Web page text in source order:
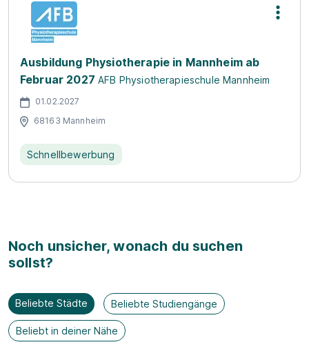
Ausbildung Physiotherapie in Mannheim ab
Februar 2027 AFB Physiotherapieschule Mannheim
01.02.2027
68163 Mannheim
Schnellbewerbung
Noch unsicher, wonach du suchen
sollst?
Beliebte Städte Beliebte Studiengänge
Beliebt in deiner Nähe